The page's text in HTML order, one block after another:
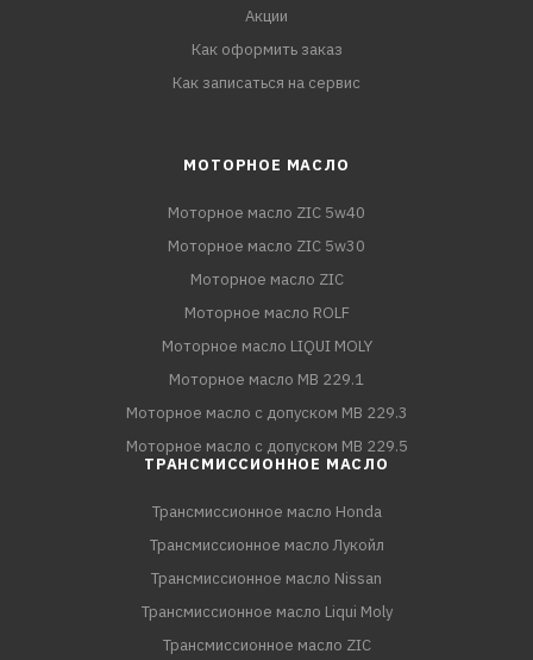
Акции
Как оформить заказ
Как записаться на сервис
МОТОРНОЕ МАСЛО
Моторное масло ZIC 5w40
Моторное масло ZIC 5w30
Моторное масло ZIC
Моторное масло ROLF
Моторное масло LIQUI MOLY
Моторное масло MB 229.1
Моторное масло с допуском MB 229.3
Моторное масло с допуском MB 229.5
ТРАНСМИССИОННОЕ МАСЛО
Трансмиссионное масло Honda
Трансмиссионное масло Лукойл
Трансмиссионное масло Nissan
Трансмиссионное масло Liqui Moly
Трансмиссионное масло ZIC